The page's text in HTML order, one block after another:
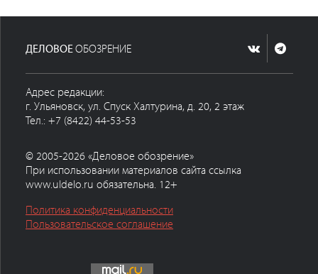
ДЕЛОВОЕОБОЗРЕНИЕ
Адрес редакции:
г. Ульяновск, ул. Спуск Халтурина, д. 20, 2 этаж
Тел.: +7 (8422) 44-53-53
© 2005-2026 «Деловое обозрение»
При использовании материалов сайта ссылка
www.uldelo.ru обязательна. 12+
Политика конфиденциальности
Пользовательское соглашение